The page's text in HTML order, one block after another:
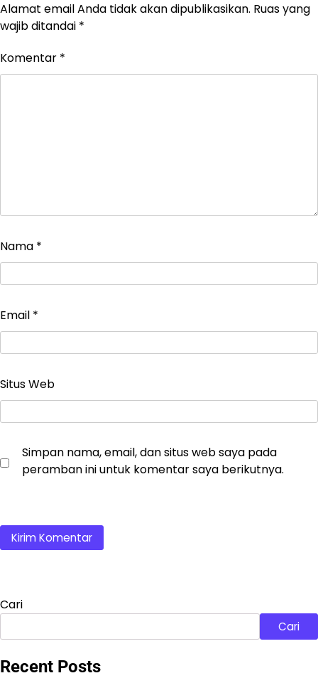
Alamat email Anda tidak akan dipublikasikan. Ruas yang
wajib ditandai *
Komentar *
Nama *
Email *
Situs Web
Simpan nama, email, dan situs web saya pada
peramban ini untuk komentar saya berikutnya.
Cari
Cari
Recent Posts